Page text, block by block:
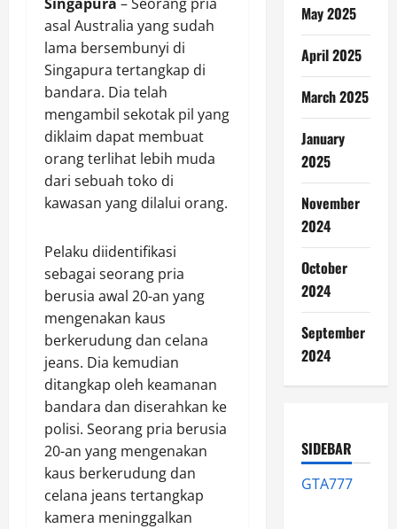
asal Australia yang sudah
lama bersembunyi di
Singapura tertangkap di
bandara. Dia telah
mengambil sekotak pil yang
diklaim dapat membuat
orang terlihat lebih muda
dari sebuah toko di
kawasan yang dilalui orang.
Pelaku diidentifikasi
sebagai seorang pria
berusia awal 20-an yang
mengenakan kaus
berkerudung dan celana
jeans. Dia kemudian
ditangkap oleh keamanan
bandara dan diserahkan ke
polisi. Seorang pria berusia
20-an yang mengenakan
kaus berkerudung dan
celana jeans tertangkap
kamera meninggalkan
May 2025
April 2025
March 2025
January
2025
November
2024
October
2024
September
2024
SIDEBAR
GTA777